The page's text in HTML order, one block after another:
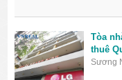
Tòa
thuê
Sương